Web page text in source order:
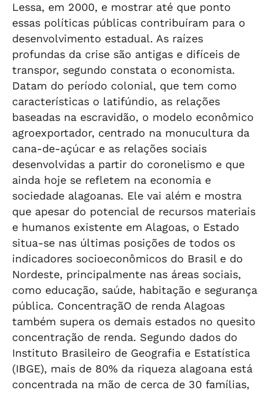
Lessa, em 2000, e mostrar até que ponto
essas políticas públicas contribuíram para o
desenvolvimento estadual. As raízes
profundas da crise são antigas e difíceis de
transpor, segundo constata o economista.
Datam do período colonial, que tem como
características o latifúndio, as relações
baseadas na escravidão, o modelo econômico
agroexportador, centrado na monucultura da
cana-de-açúcar e as relações sociais
desenvolvidas a partir do coronelismo e que
ainda hoje se refletem na economia e
sociedade alagoanas. Ele vai além e mostra
que apesar do potencial de recursos materiais
e humanos existente em Alagoas, o Estado
situa-se nas últimas posições de todos os
indicadores socioeconômicos do Brasil e do
Nordeste, principalmente nas áreas sociais,
como educação, saúde, habitação e segurança
pública. ConcentraçãO de renda Alagoas
também supera os demais estados no quesito
concentração de renda. Segundo dados do
Instituto Brasileiro de Geografia e Estatística
(IBGE), mais de 80% da riqueza alagoana está
concentrada na mão de cerca de 30 famílias,